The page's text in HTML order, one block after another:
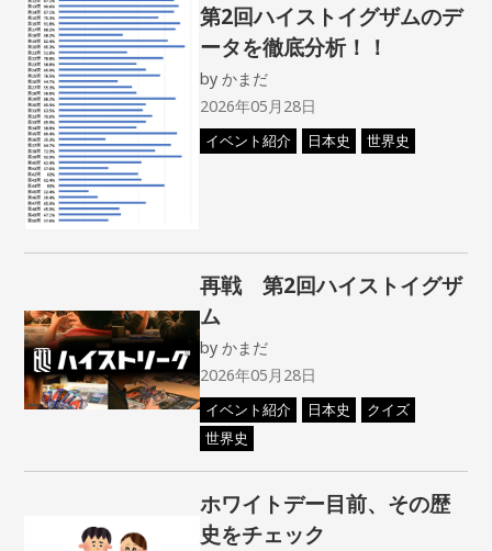
第2回ハイストイグザムのデ
ータを徹底分析！！
byかまだ
2026年05月28日
イベント紹介 日本史 世界史
再戦 第2回ハイストイグザ
ム
byかまだ
2026年05月28日
イベント紹介 日本史
クイズ
世界史
ホワイトデー目前、その歴
史をチェック